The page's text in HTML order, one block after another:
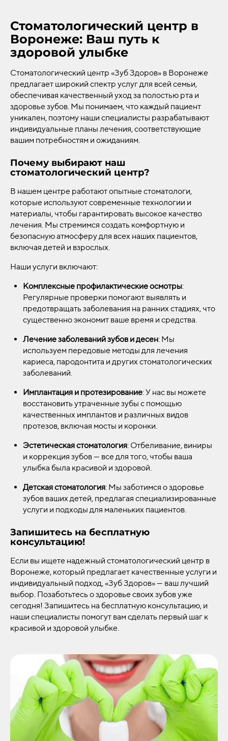
Стоматологический центр в
Воронеже: Ваш путь к
здоровой улыбке
Стоматологический центр «Зуб Здоров» в Воронеже
предлагает широкий спектр услуг для всей семьи,
обеспечивая качественный уход за полостью рта и
здоровье зубов. Мы понимаем, что каждый пациент
уникален, поэтому наши специалисты разрабатывают
индивидуальные планы лечения, соответствующие
вашим потребностям и ожиданиям.
Почему выбирают наш
стоматологический центр?
В нашем центре работают опытные стоматологи,
которые используют современные технологии и
материалы, чтобы гарантировать высокое качество
лечения. Мы стремимся создать комфортную и
безопасную атмосферу для всех наших пациентов,
включая детей и взрослых.
Наши услуги включают:
Комплексные профилактические осмотры:
Регулярные проверки помогают выявлять и
предотвращать заболевания на ранних стадиях, что
существенно экономит ваше время и средства.
Лечение заболеваний зубов и десен: Мы
используем передовые методы для лечения
кариеса, пародонтита и других стоматологических
заболеваний.
Имплантация и протезирование: У нас вы можете
восстановить утраченные зубы с помощью
качественных имплантов и различных видов
протезов, включая мосты и коронки.
Эстетическая стоматология: Отбеливание, виниры
и коррекция зубов — все для того, чтобы ваша
улыбка была красивой и здоровой.
Детская стоматология: Мы заботимся о здоровье
зубов ваших детей, предлагая специализированные
услуги и подходы для маленьких пациентов.
Запишитесь на бесплатную
консультацию!
Если вы ищете надежный стоматологический центр в
Воронеже, который предлагает качественные услуги и
индивидуальный подход, «Зуб Здоров» — ваш лучший
выбор. Позаботьтесь о здоровье своих зубов уже
сегодня! Запишитесь на бесплатную консультацию, и
наши специалисты помогут вам сделать первый шаг к
красивой и здоровой улыбке.